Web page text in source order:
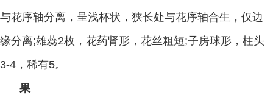
与花序轴分离，呈浅杯状，狭长处与花序轴合生，仅边
缘分离;雄蕊2枚，花药肾形，花丝粗短;子房球形，柱头
3-4 ，稀有5。
果